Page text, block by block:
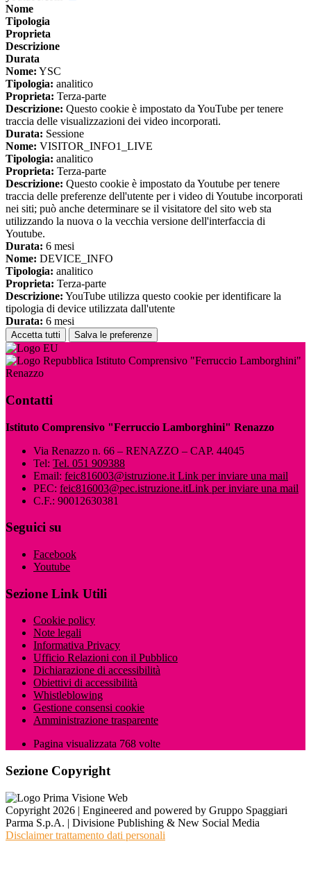
Nome
Tipologia
Proprieta
Descrizione
Durata
Nome: YSC
Tipologia: analitico
Proprieta: Terza-parte
Descrizione: Questo cookie è impostato da YouTube per tenere
traccia delle visualizzazioni dei video incorporati.
Durata: Sessione
Nome: VISITOR_INFO1_LIVE
Tipologia: analitico
Proprieta: Terza-parte
Descrizione: Questo cookie è impostato da Youtube per tenere
traccia delle preferenze dell'utente per i video di Youtube incorporati
nei siti; può anche determinare se il visitatore del sito web sta
utilizzando la nuova o la vecchia versione dell'interfaccia di
Youtube.
Durata: 6 mesi
Nome: DEVICE_INFO
Tipologia: analitico
Proprieta: Terza-parte
Descrizione: YouTube utilizza questo cookie per identificare la
tipologia di device utilizzata dall'utente
Durata: 6 mesi
Accetta tutti Salva le preferenze
Istituto Comprensivo "Ferruccio Lamborghini"
Renazzo
Contatti
Istituto Comprensivo "Ferruccio Lamborghini" Renazzo
Via Renazzo n. 66 – RENAZZO – CAP. 44045
Tel: Tel. 051 909388
Email: feic816003@istruzione.it Link per inviare una mail
PEC: feic816003@pec.istruzione.itLink per inviare una mail
C.F.: 90012630381
Seguici su
Facebook
Youtube
Sezione Link Utili
Cookie policy
Note legali
Informativa Privacy
Ufficio Relazioni con il Pubblico
Dichiarazione di accessibilità
Obiettivi di accessibilità
Whistleblowing
Gestione consensi cookie
Amministrazione trasparente
Pagina visualizzata 768 volte
Sezione Copyright
Copyright 2026 | Engineered and powered by Gruppo Spaggiari
Parma S.p.A. | Divisione Publishing & New Social Media
Disclaimer trattamento dati personali